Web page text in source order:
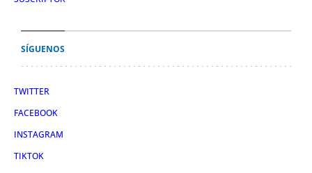
SÍGUENOS
TWITTER
FACEBOOK
INSTAGRAM
TIKTOK